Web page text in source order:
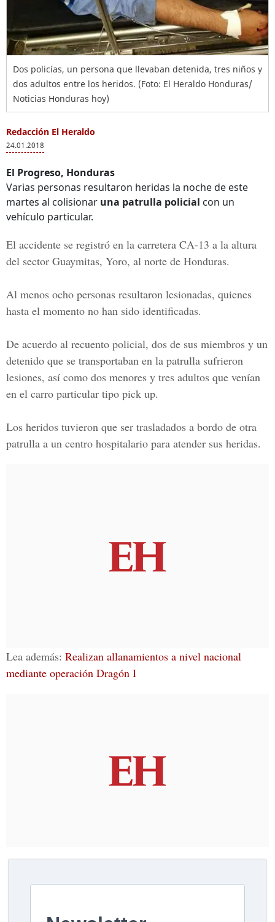
Dos policías, un persona que llevaban detenida, tres niños y
dos adultos entre los heridos. (Foto: El Heraldo Honduras/
Noticias Honduras hoy)
Redacción El Heraldo
24.01.2018
El Progreso, Honduras
Varias personas resultaron heridas la noche de este
martes al colisionar una patrulla policial con un
vehículo particular.
El accidente se registró en la carretera CA-13 a la altura
del sector Guaymitas, Yoro, al norte de Honduras.
Al menos ocho personas resultaron lesionadas, quienes
hasta el momento no han sido identificadas.
De acuerdo al recuento policial, dos de sus miembros y un
detenido que se transportaban en la patrulla sufrieron
lesiones, así como dos menores y tres adultos que venían
en el carro particular tipo pick up.
Los heridos tuvieron que ser trasladados a bordo de otra
patrulla a un centro hospitalario para atender sus heridas.
Lea además: Realizan allanamientos a nivel nacional
mediante operación Dragón I